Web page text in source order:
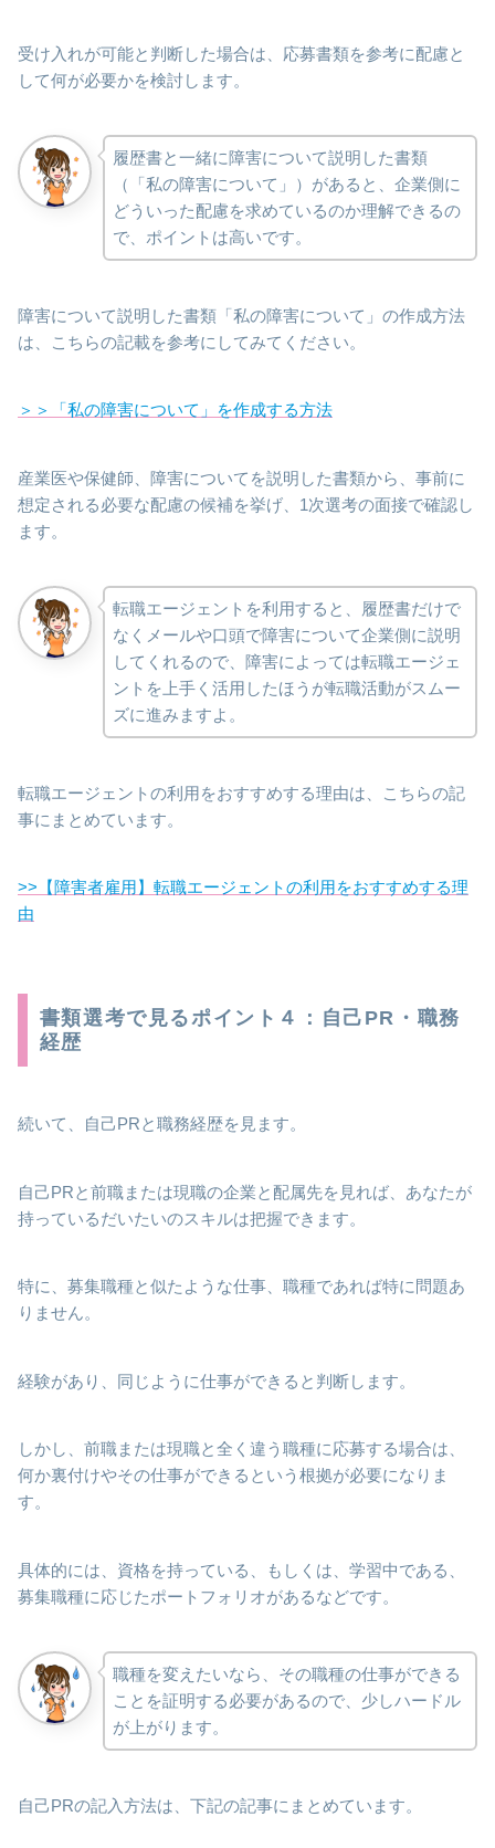
受け入れが可能と判断した場合は、応募書類を参考に配慮と
して何が必要かを検討します。
履歴書と一緒に障害について説明した書類
（「私の障害について」）があると、企業側に
どういった配慮を求めているのか理解できるの
で、ポイントは高いです。
障害について説明した書類「私の障害について」の作成方法
は、こちらの記載を参考にしてみてください。
＞＞「私の障害について」を作成する方法
産業医や保健師、障害についてを説明した書類から、事前に
想定される必要な配慮の候補を挙げ、1次選考の面接で確認し
ます。
転職エージェントを利用すると、履歴書だけで
なくメールや口頭で障害について企業側に説明
してくれるので、障害によっては転職エージェ
ントを上手く活用したほうが転職活動がスムー
ズに進みますよ。
転職エージェントの利用をおすすめする理由は、こちらの記
事にまとめています。
>>【障害者雇用】転職エージェントの利用をおすすめする理
由
書類選考で見るポイント４：自己PR・職務
経歴
続いて、自己PRと職務経歴を見ます。
自己PRと前職または現職の企業と配属先を見れば、あなたが
持っているだいたいのスキルは把握できます。
特に、募集職種と似たような仕事、職種であれば特に問題あ
りません。
経験があり、同じように仕事ができると判断します。
しかし、前職または現職と全く違う職種に応募する場合は、
何か裏付けやその仕事ができるという根拠が必要になりま
す。
具体的には、資格を持っている、もしくは、学習中である、
募集職種に応じたポートフォリオがあるなどです。
職種を変えたいなら、その職種の仕事ができる
ことを証明する必要があるので、少しハードル
が上がります。
自己PRの記入方法は、下記の記事にまとめています。